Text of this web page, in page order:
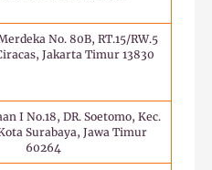
No. 80B, RT.15/RW.5
Jakarta Timur 13830
I No.18, DR. Soetomo, Kec.
Surabaya, Jawa Timur
60264